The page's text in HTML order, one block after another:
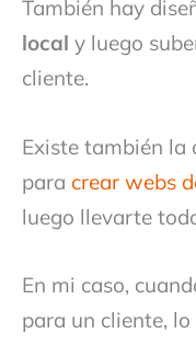
También hay
local y luego
cliente.
Existe también la
para crear webs
luego llevarte
En mi caso,
para un cliente,